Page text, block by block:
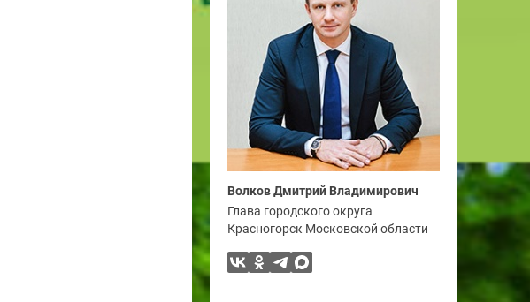
Волков Дмитрий Владимирович
Глава городского округа
Красногорск Московской области